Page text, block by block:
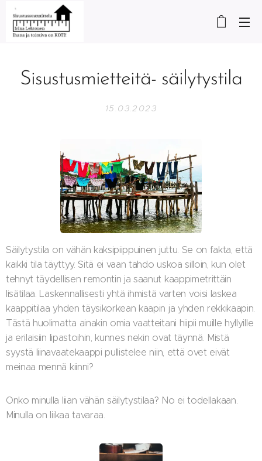
Sisustusmietteitä- säilytystila
15.03.2023
Säilytystila on vähän kaksipiippuinen juttu. Se on fakta, että
kaikki tila täyttyy. Sitä ei vaan tahdo uskoa silloin, kun olet
tehnyt täydellisen remontin ja saanut kaappimetrittäin
lisätilaa. Laskennallisesti yhtä ihmistä varten voisi laskea
kaappitilaa yhden täysikorkean kaapin ja yhden rekkikaapin.
Tästä huolimatta ainakin omia vaatteitani hiipii muille hyllyille
ja erilaisiin lipastoihin, kunnes nekin ovat täynnä. Mistä
syystä liinavaatekaappi pullistelee niin, että ovet eivät
meinaa mennä kiinni?
Onko minulla liian vähän säilytystilaa? No ei todellakaan.
Minulla on liikaa tavaraa.